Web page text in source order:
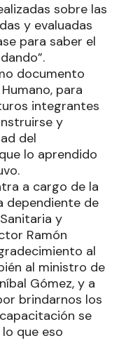
sobre las
y evaluadas
para saber el
documento
para
integrantes
y
del
lo aprendido
a cargo de la
dependiente de
y
Ramón
al
al ministro de
Gómez, y a
brindarnos los
se
que eso